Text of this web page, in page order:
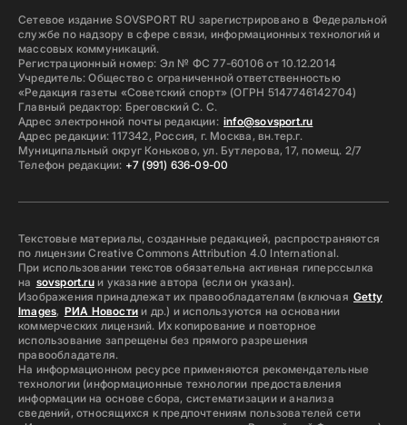
Сетевое издание SOVSPORT RU зарегистрировано в Федеральной
службе по надзору в сфере связи, информационных технологий и
массовых коммуникаций.
Регистрационный номер: Эл № ФС 77-60106 от 10.12.2014
Учредитель: Общество с ограниченной ответственностью
«Редакция газеты «Советский спорт» (ОГРН 5147746142704)
Главный редактор: Бреговский С. С.
Адрес электронной почты редакции: info@sovsport.ru
Адрес редакции: 117342, Россия, г. Москва, вн.тер.г.
Муниципальный округ Коньково, ул. Бутлерова, 17, помещ. 2/7
Телефон редакции: +7 (991) 636-09-00
Текстовые материалы, созданные редакцией, распространяются
по лицензии Creative Commons Attribution 4.0 International.
При использовании текстов обязательна активная гиперссылка
на sovsport.ruи указание автора (если он указан).
Изображения принадлежат их правообладателям (включая Getty
Images, РИА Новостии др.) и используются на основании
коммерческих лицензий. Их копирование и повторное
использование запрещены без прямого разрешения
правообладателя.
На информационном ресурсе применяются рекомендательные
технологии (информационные технологии предоставления
информации на основе сбора, систематизации и анализа
сведений, относящихся к предпочтениям пользователей сети